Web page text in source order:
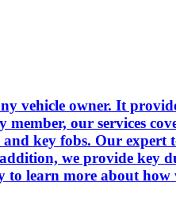
vehicle owner. It
our services
key fobs. Our expert
we provide key
learn more about